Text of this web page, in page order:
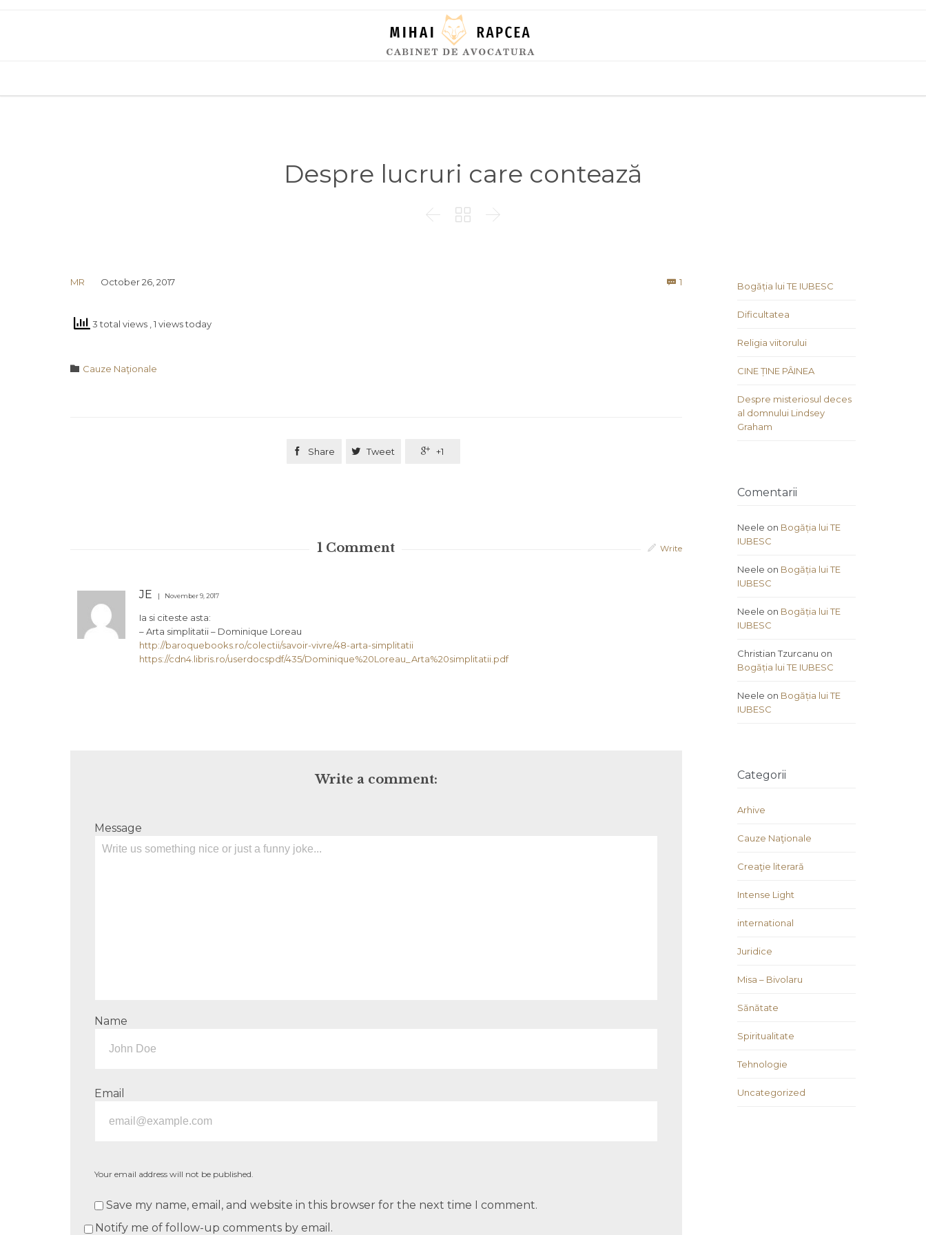
content
Despre lucruri care contează
  
MR October 26, 2017  1
3 total views , 1 views today
 Category
Cauze Naţionale
 Share  Tweet  +1
1 Comment Write
JE November 9, 2017
Ia si citeste asta:
– Arta simplitatii – Dominique Loreau
http://baroquebooks.ro/colectii/savoir-vivre/48-arta-simplitatii
https://cdn4.libris.ro/userdocspdf/435/Dominique%20Loreau_Arta%20simplitatii.pdf
Write a comment:
Message
Name
Email
Your email address will not be published.
Save my name, email, and website in this browser for the next time I comment.
Notify me of follow-up comments by email.
Bogăția lui TE IUBESC
Dificultatea
Religia viitorului
CINE ȚINE PÂINEA
Despre misteriosul deces
al domnului Lindsey
Graham
Comentarii
Neele on Bogăția lui TE
IUBESC
Neele on Bogăția lui TE
IUBESC
Neele on Bogăția lui TE
IUBESC
Christian Tzurcanu on
Bogăția lui TE IUBESC
Neele on Bogăția lui TE
IUBESC
Categorii
Arhive
Cauze Naţionale
Creaţie literară
Intense Light
international
Juridice
Misa – Bivolaru
Sănătate
Spiritualitate
Tehnologie
Uncategorized